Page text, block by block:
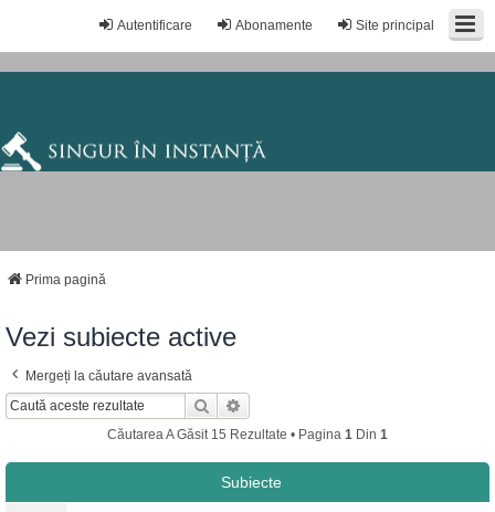
Site principal
Abonamente
Autentificare
Prima pagină
Vezi subiecte active
Mergeți la căutare avansată
Căutare
Căutarea A Găsit 15 Rezultate • Pagina 1 Din 1
Subiecte